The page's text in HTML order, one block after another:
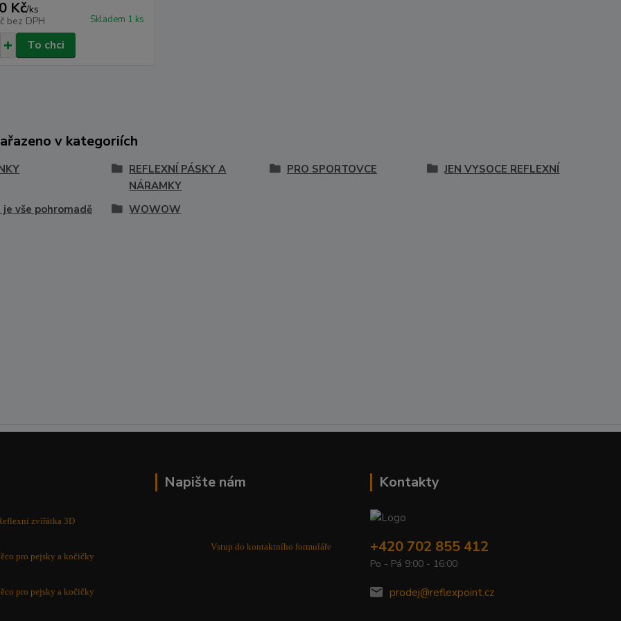
Kč/ks
bez DPH Skladem 1 ks
To chci
v kategoriích
REFLEXNÍ PÁSKY A
NÁRAMKY
PRO SPORTOVCE JEN VYSOCE REFLEXNÍ
je vše pohromadě WOWOW
zvířátka 3D
pro pejsky a kočičky
pro pejsky a kočičky
Napište nám
Vstup do kontaktního formuláře
Kontakty
+420 702 855 412
Po - Pá 9:00 - 16:00
prodej@reflexpoint.cz